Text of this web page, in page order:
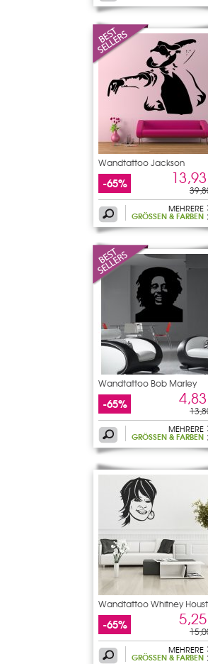
Wandtattoo Jackson
-65%
MEHRERE
GRÖSSEN & FARBEN
Wandtattoo Bob Marley
-65%
MEHRERE
GRÖSSEN & FARBEN
Wandtattoo Whitney
-65%
MEHRERE
GRÖSSEN & FARBEN